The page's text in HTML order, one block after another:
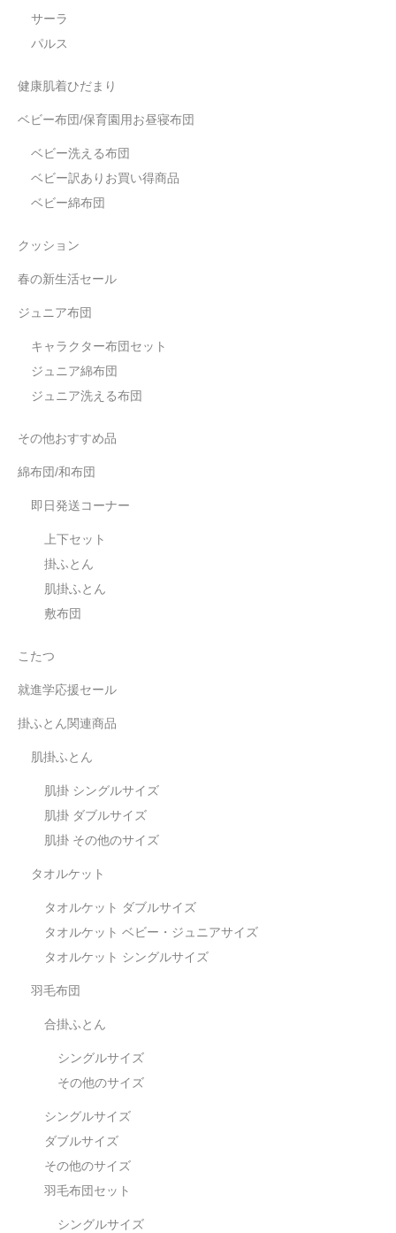
サーラ
パルス
健康肌着ひだまり
ベビー布団/保育園用お昼寝布団
ベビー洗える布団
ベビー訳ありお買い得商品
ベビー綿布団
クッション
春の新生活セール
ジュニア布団
キャラクター布団セット
ジュニア綿布団
ジュニア洗える布団
その他おすすめ品
綿布団/和布団
即日発送コーナー
上下セット
掛ふとん
肌掛ふとん
敷布団
こたつ
就進学応援セール
掛ふとん関連商品
肌掛ふとん
肌掛 シングルサイズ
肌掛 ダブルサイズ
肌掛 その他のサイズ
タオルケット
タオルケット ダブルサイズ
タオルケット ベビー・ジュニアサイズ
タオルケット シングルサイズ
羽毛布団
合掛ふとん
シングルサイズ
その他のサイズ
シングルサイズ
ダブルサイズ
その他のサイズ
羽毛布団セット
シングルサイズ